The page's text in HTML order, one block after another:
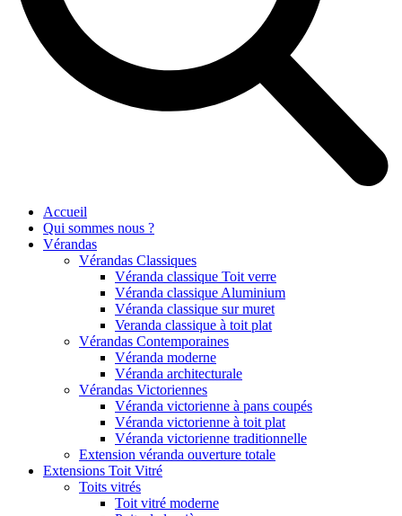
Accueil
Qui sommes nous ?
Vérandas
Vérandas Classiques
Véranda classique Toit verre
Véranda classique Aluminium
Véranda classique sur muret
Veranda classique à toit plat
Vérandas Contemporaines
Véranda moderne
Véranda architecturale
Vérandas Victoriennes
Véranda victorienne à pans coupés
Véranda victorienne à toit plat
Véranda victorienne traditionnelle
Extension véranda ouverture totale
Extensions Toit Vitré
Toits vitrés
Toit vitré moderne